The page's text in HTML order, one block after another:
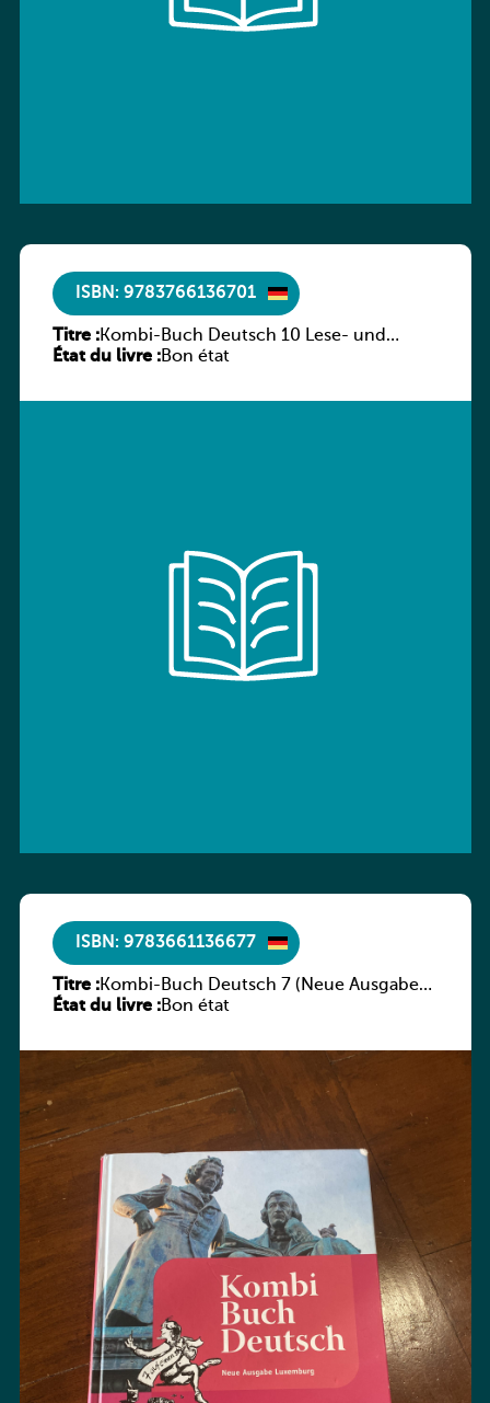
ISBN: 9783766136701
Titre :Kombi-Buch Deutsch 10 Lese- und
Sprachbuch
État du livre :Bon état
ISBN: 9783661136677
Titre :Kombi-Buch Deutsch 7 (Neue Ausgabe
Luxemburg)
État du livre :Bon état